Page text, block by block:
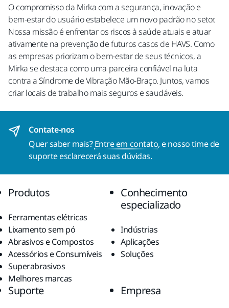
O compromisso da Mirka com a segurança, inovação e
bem-estar do usuário estabelece um novo padrão no setor.
Nossa missão é enfrentar os riscos à saúde atuais e atuar
ativamente na prevenção de futuros casos de HAVS. Como
as empresas priorizam o bem-estar de seus técnicos, a
Mirka se destaca como uma parceira confiável na luta
contra a Síndrome de Vibração Mão-Braço. Juntos, vamos
criar locais de trabalho mais seguros e saudáveis.
Contate-nos
Quer saber mais?Entre em contato, e nosso time de
suporte esclarecerá suas dúvidas.
Produtos
Ferramentas elétricas
Lixamento sem pó
Abrasivos e Compostos
Acessórios e Consumíveis
Superabrasivos
Melhores marcas
Conhecimento
especializado
Indústrias
Aplicações
Soluções
Suporte Empresa